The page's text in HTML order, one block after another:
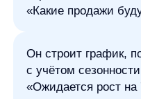
Основные причины
подошёл размер» —
таблицы размеров)
Повторяющиеся